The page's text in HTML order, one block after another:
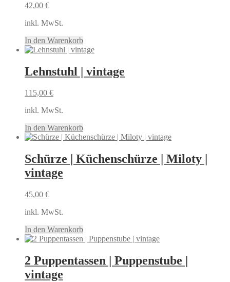
42,00 €
inkl. MwSt.
In den Warenkorb
Lehnstuhl | vintage
115,00 €
inkl. MwSt.
In den Warenkorb
Schürze | Küchenschürze | Miloty |
vintage
45,00 €
inkl. MwSt.
In den Warenkorb
2 Puppentassen | Puppenstube |
vintage